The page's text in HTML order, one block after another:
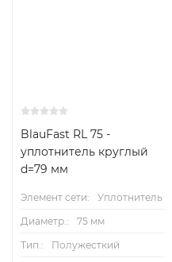
BlauFast RL 75 -
уплотнитель круглый
d=79 мм
Элемент сети:
Уплотнитель
Диаметр.:
75 мм
Тип.:
Полужесткий